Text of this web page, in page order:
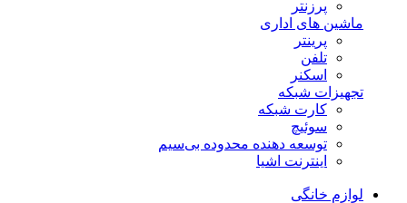
پرزنتر
ماشین های اداری
پرینتر
تلفن
اسکنر
تجهیزات شبکه
کارت شبکه
سوئیچ
توسعه دهنده محدوده بی‌سیم
اینترنت اشیا
لوازم خانگی